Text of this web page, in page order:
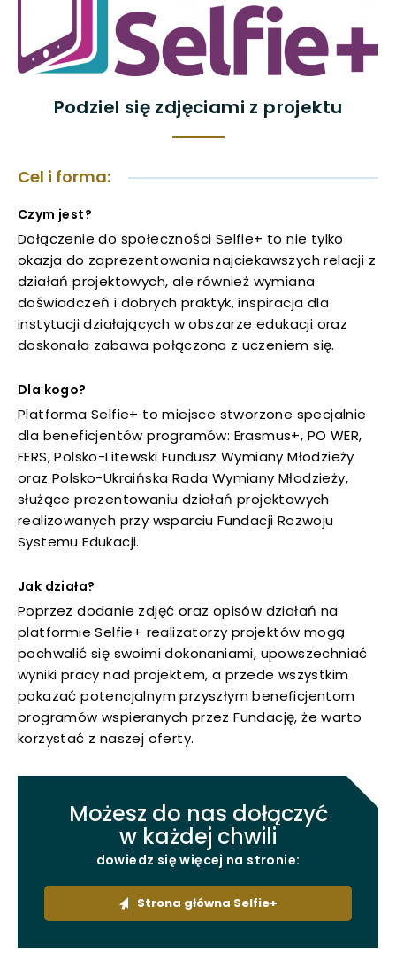
uwaga, link otwiera się w nowej karcie
uwaga, link otwiera się w nowej karcie
uwaga, link otwiera się w nowej karcie
uwaga, link otwiera się w nowej karcie
uwaga, link otwiera się w nowej karcie
uwaga, link otwiera się w nowej karcie
uwaga, link otwiera się w nowej karcie
uwaga, link otwiera się w nowej karcie
uwaga, link otwiera się w nowej karcie
uwaga, link otwiera się w nowej karcie
uwaga, link otwiera się w nowej karcie
uwaga, link otwiera się w nowej karcie
uwaga, link otwiera się w nowej karcie
uwaga, link otwiera się w nowej karcie
Podziel się zdjęciami z projektu
Cel i forma:
Czym jest?
Dołączenie do społeczności Selfie+ to nie tylko
okazja do zaprezentowania najciekawszych relacji z
działań projektowych, ale również wymiana
doświadczeń i dobrych praktyk, inspiracja dla
instytucji działających w obszarze edukacji oraz
doskonała zabawa połączona z uczeniem się.
Dla kogo?
Platforma Selfie+ to miejsce stworzone specjalnie
dla beneficjentów programów: Erasmus+, PO WER,
FERS, Polsko-Litewski Fundusz Wymiany Młodzieży
oraz Polsko-Ukraińska Rada Wymiany Młodzieży,
służące prezentowaniu działań projektowych
realizowanych przy wsparciu Fundacji Rozwoju
Systemu Edukacji.
Jak działa?
Poprzez dodanie zdjęć oraz opisów działań na
platformie Selfie+ realizatorzy projektów mogą
pochwalić się swoimi dokonaniami, upowszechniać
wyniki pracy nad projektem, a przede wszystkim
pokazać potencjalnym przyszłym beneficjentom
programów wspieranych przez Fundację, że warto
korzystać z naszej oferty.
Możesz do nas dołączyć
w każdej chwili
dowiedz się więcej na stronie:
przejdź
Strona główna Selfie+